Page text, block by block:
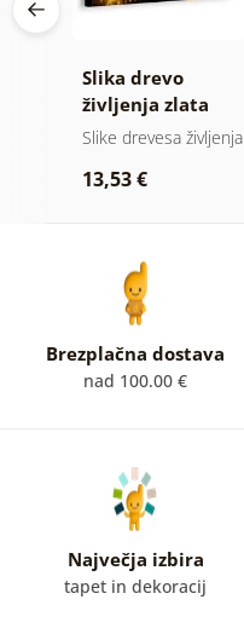
Slika drevo
življenja zlata
magija
Slike drevesa življenja
13,53 €
Brezplačna dostava
nad 100.00 €
Največja izbira
tapet in dekoracij